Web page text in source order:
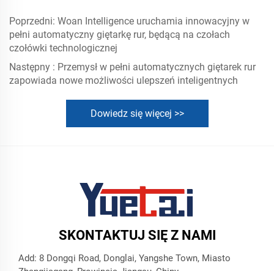
Poprzedni: Woan Intelligence uruchamia innowacyjny w
pełni automatyczny giętarkę rur, będącą na czołach
czołówki technologicznej
Następny : Przemysł w pełni automatycznych giętarek rur
zapowiada nowe możliwości ulepszeń inteligentnych
Dowiedz się więcej >>
SKONTAKTUJ SIĘ Z NAMI
Add: 8 Dongqi Road, Donglai, Yangshe Town, Miasto